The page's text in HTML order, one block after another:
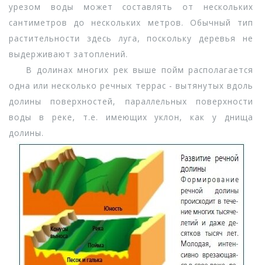
урезом воды может составлять от нескольких
сантиметров до нескольких метров. Обычный тип
растительности здесь луга, поскольку деревья не
выдерживают затоплений.
В долинах многих рек выше пойм располагается
одна или несколько речных террас - вытянутых вдоль
долины поверхностей, параллельных поверхности
воды в реке, т.е. имеющих уклон, как у днища
долины.